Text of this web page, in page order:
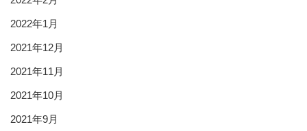
2022年1月
2021年12月
2021年11月
2021年10月
2021年9月